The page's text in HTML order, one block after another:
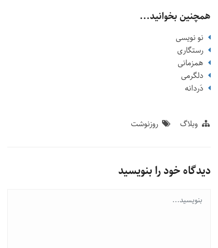
همچنین بخوانید...
نو نویسی
رستگاری
همزمانی
دلگرمی
دَردانه
وبلاگ روزنوشت
دیدگاه خود را بنویسید